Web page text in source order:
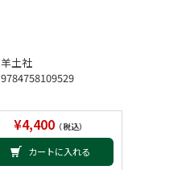
羊土社
9784758109529
¥4,400（税込）
カートに入れる